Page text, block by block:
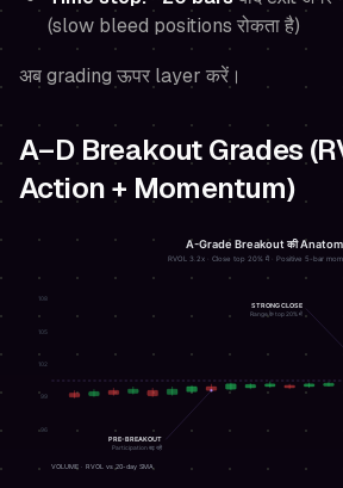
(slow bleed positions रोकता है)
अब grading ऊपर layer करें।
A–D Breakout Grades
Action + Momentum)